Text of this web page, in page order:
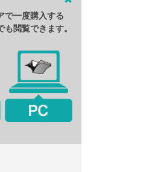
で一度購入する
閲覧できます。